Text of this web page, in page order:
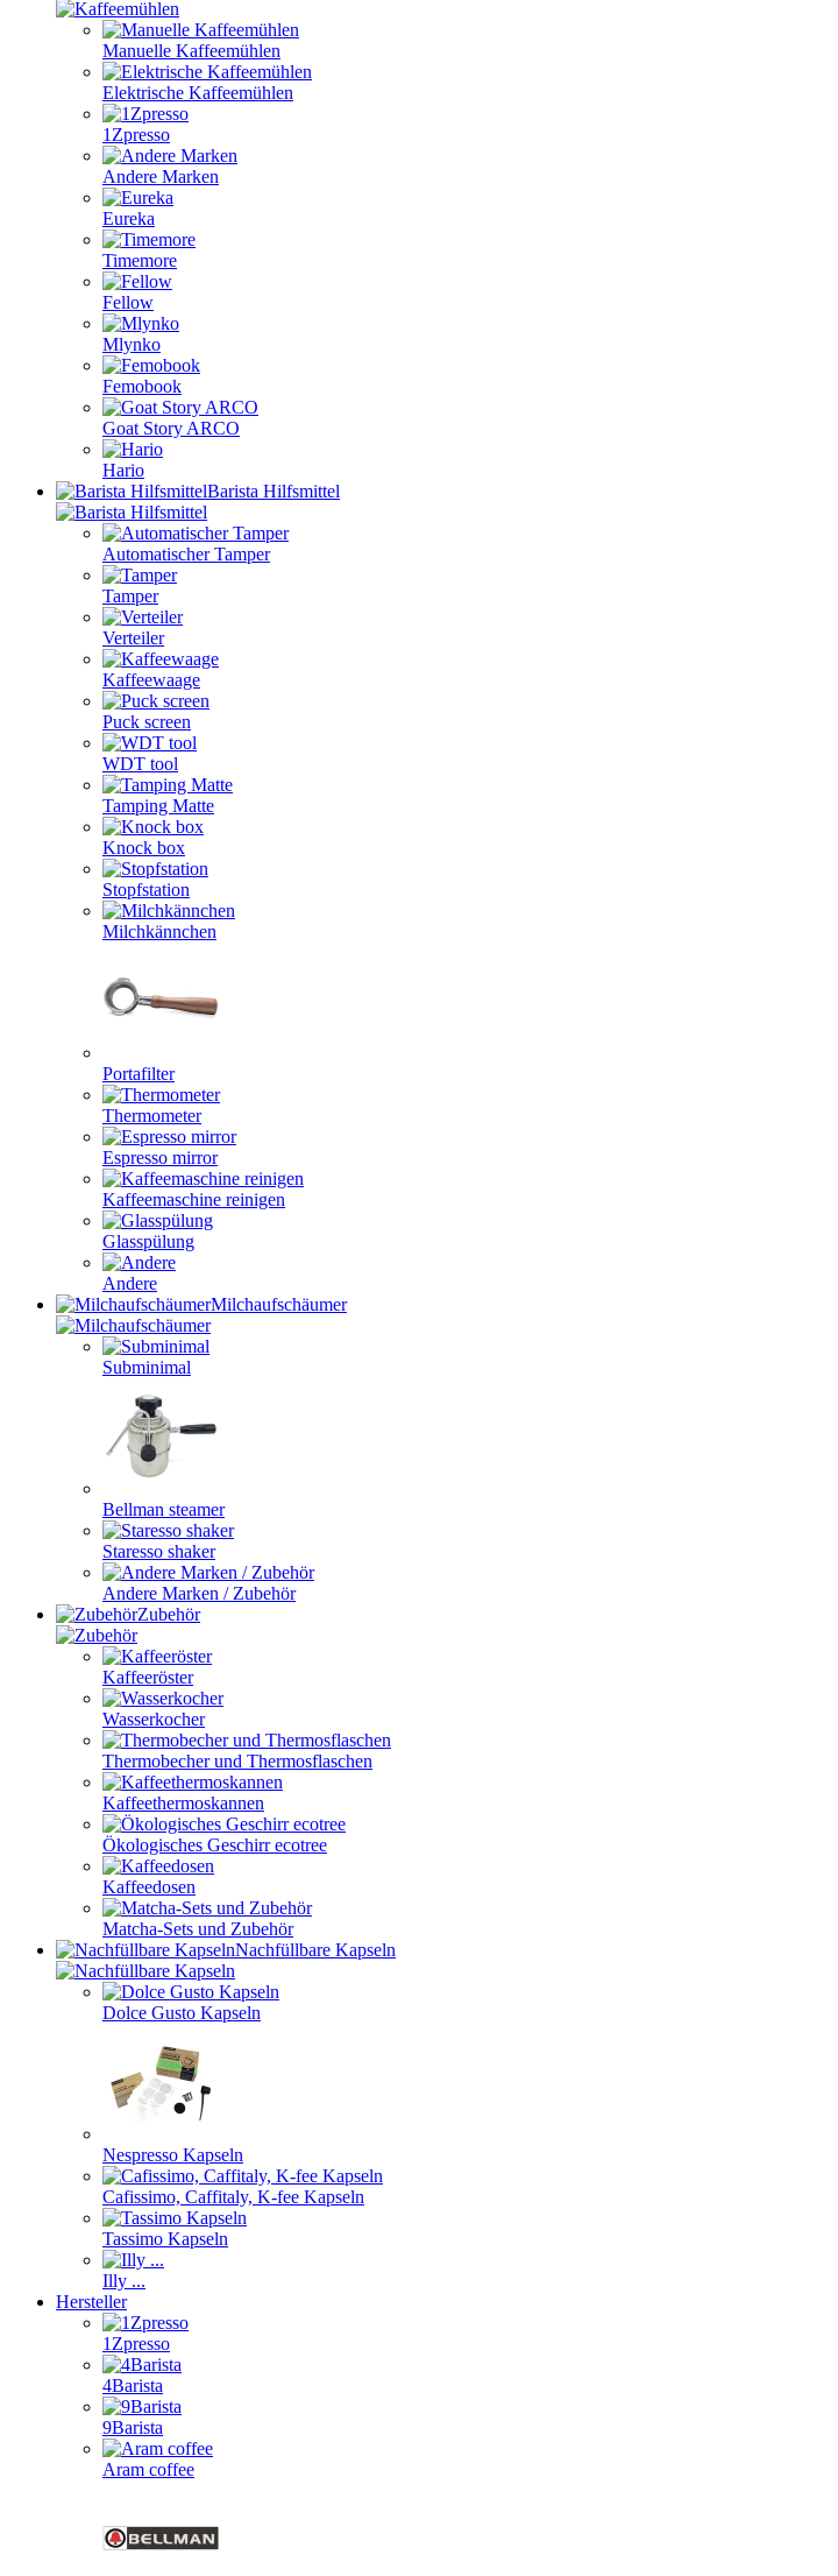
Manuelle Kaffeemühlen
Elektrische Kaffeemühlen
1Zpresso
Andere Marken
Eureka
Timemore
Fellow
Mlynko
Femobook
Goat Story ARCO
Hario
Barista Hilfsmittel
Automatischer Tamper
Tamper
Verteiler
Kaffeewaage
Puck screen
WDT tool
Tamping Matte
Knock box
Stopfstation
Milchkännchen
Portafilter
Thermometer
Espresso mirror
Kaffeemaschine reinigen
Glasspülung
Andere
Milchaufschäumer
Subminimal
Bellman steamer
Staresso shaker
Andere Marken / Zubehör
Zubehör
Kaffeeröster
Wasserkocher
Thermobecher und Thermosflaschen
Kaffeethermoskannen
Ökologisches Geschirr ecotree
Kaffeedosen
Matcha-Sets und Zubehör
Nachfüllbare Kapseln
Dolce Gusto Kapseln
Nespresso Kapseln
Cafissimo, Caffitaly, K-fee Kapseln
Tassimo Kapseln
Illy ...
Hersteller
1Zpresso
4Barista
9Barista
Aram coffee